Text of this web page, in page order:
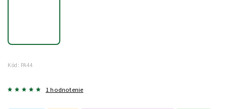
Kód: PA44
1 hodnotenie